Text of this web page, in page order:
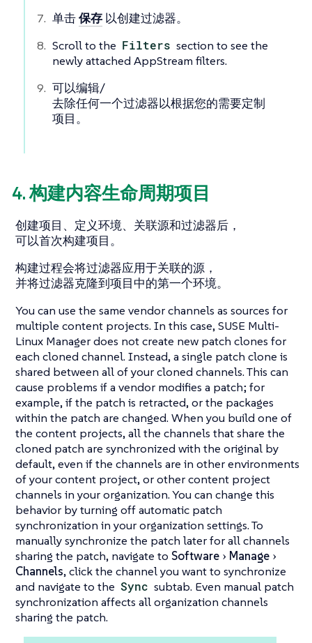
单击保存 以创建过滤器。
Scroll to the Filters section to see the
newly attached AppStream filters.
可以编辑/
去除任何一个过滤器以根据您的需要定制
项目。
4. 构建内容生命周期项目
创建项目、定义环境、关联源和过滤器后，
可以首次构建项目。
构建过程会将过滤器应用于关联的源，
并将过滤器克隆到项目中的第一个环境。
You can use the same vendor channels as sources for
multiple content projects. In this case, SUSE Multi-
Linux Manager does not create new patch clones for
each cloned channel. Instead, a single patch clone is
shared between all of your cloned channels. This can
cause problems if a vendor modifies a patch; for
example, if the patch is retracted, or the packages
within the patch are changed. When you build one of
the content projects, all the channels that share the
cloned patch are synchronized with the original by
default, even if the channels are in other environments
of your content project, or other content project
channels in your organization. You can change this
behavior by turning off automatic patch
synchronization in your organization settings. To
manually synchronize the patch later for all channels
sharing the patch, navigate to Software
Manage
Channels, click the channel you want to synchronize
and navigate to the Sync subtab. Even manual patch
synchronization affects all organization channels
sharing the patch.